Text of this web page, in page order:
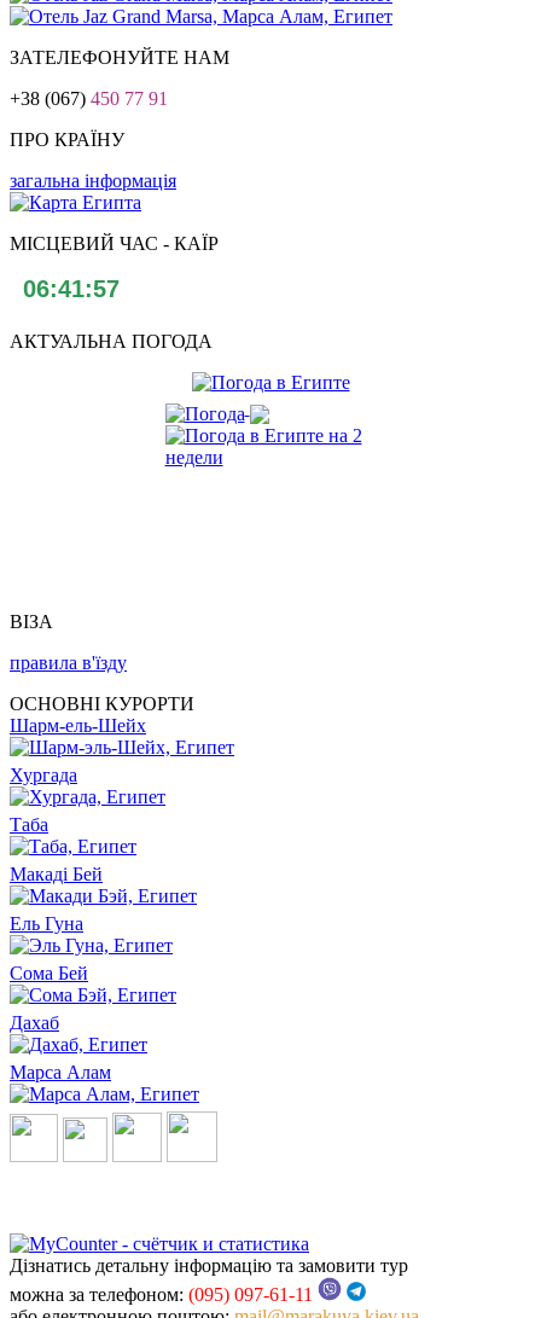
ЗАТЕЛЕФОНУЙТЕ НАМ
+38 (067) 450 77 91
ПРО КРАЇНУ
загальна інформація
МІСЦЕВИЙ ЧАС - КАЇР
АКТУАЛЬНА ПОГОДА
ВІЗА
правила в'їзду
ОСНОВНІ КУРОРТИ
Шарм-ель-Шейх
Хургада
Таба
Макаді Бей
Ель Гуна
Сома Бей
Дахаб
Марса Алам
Дізнатись детальну інформацію та замовити тур
можна за телефоном: (095) 097-61-11